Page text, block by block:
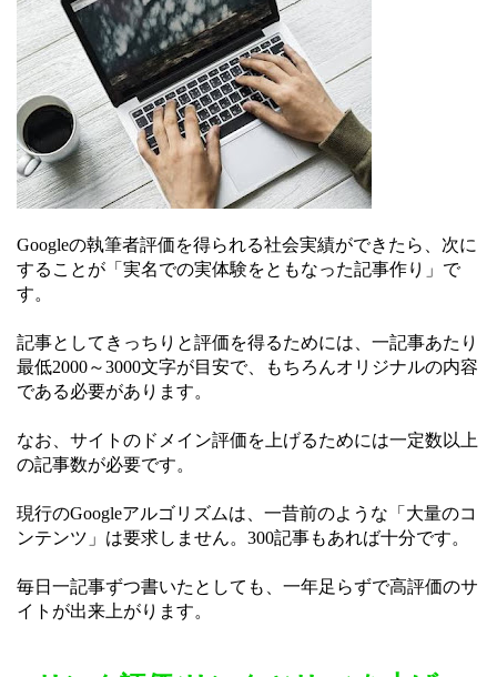
Googleの執筆者評価を得られる社会実績ができたら、次に
することが「実名での実体験をともなった記事作り」で
す。
記事としてきっちりと評価を得るためには、一記事あたり
最低2000～3000文字が目安で、もちろんオリジナルの内容
である必要があります。
なお、サイトのドメイン評価を上げるためには一定数以上
の記事数が必要です。
現行のGoogleアルゴリズムは、一昔前のような「大量のコ
ンテンツ」は要求しません。300記事もあれば十分です。
毎日一記事ずつ書いたとしても、一年足らずで高評価のサ
イトが出来上がります。